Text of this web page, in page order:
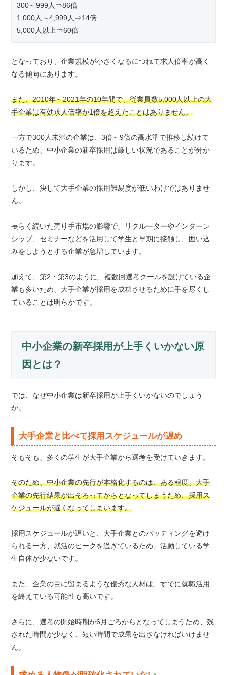
300～999人⇒86倍
1,000人～4,999人⇒14倍
5,000人以上⇒60倍
となっており、企業規模が小さくなるにつれて求人倍率が高く
なる傾向にあります。
また、2010年～2021年の10年間で、従業員数5,000人以上の大
手企業は有効求人倍率が1倍を超えたことはありません。
一方で300人未満の企業は、3倍～9倍の高水準で推移し続けて
いるため、中小企業の新卒採用は厳しい状況であることが分か
ります。
しかし、決して大手企業の採用難易度が低いわけではありませ
ん。
長らく続いた売り手市場の影響で、リクルーターやインターン
シップ、セミナーなどを活用して学生と早期に接触し、囲い込
みをしようとする企業が急増しています。
加えて、第2・第3のように、複数回選考クールを設けている企
業も多いため、大手企業が採用を成功させるために手を尽くし
ていることは明らかです。
中小企業の新卒採用が上手くいかない原
因とは？
では、なぜ中小企業は新卒採用が上手くいかないのでしょう
か。
大手企業と比べて採用スケジュールが遅め
そもそも、多くの学生が大手企業から選考を受けていきます。
そのため、中小企業の先行が本格化するのは、ある程度、大手
企業の先行結果が出そろってからとなってしまうため、採用ス
ケジュールが遅くなってしまいます。
採用スケジュールが遅いと、大手企業とのバッティングを避け
られる一方、就活のピークを過ぎているため、活動している学
生自体が少ないです。
また、企業の目に留まるような優秀な人材は、すでに就職活用
を終えている可能性も高いです。
さらに、選考の開始時期が6月ごろからとなってしまうため、残
された時間が少なく、短い時間で成果を出さなければいけませ
ん。